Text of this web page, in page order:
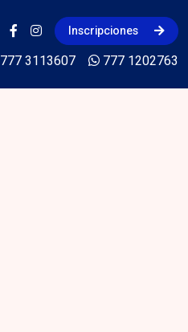
Inscripciones
777 3113607 777 1202763